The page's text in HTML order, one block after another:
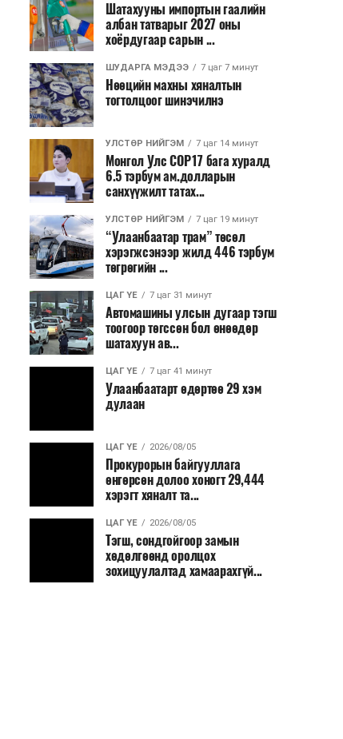
Шатахууны импортын гаалийн
албан татварыг 2027 оны
хоёрдугаар сарын ...
ШУДАРГА МЭДЭЭ 7 цаг 7 минут
Нөөцийн махны хяналтын
тогтолцоог шинэчилнэ
УЛСТӨР НИЙГЭМ 7 цаг 14 минут
Монгол Улс COP17 бага хуралд
6.5 тэрбум ам.долларын
санхүүжилт татах...
УЛСТӨР НИЙГЭМ 7 цаг 19 минут
“Улаанбаатар трам” төсөл
хэрэгжсэнээр жилд 446 тэрбум
төгрөгийн ...
ЦАГ ҮЕ 7 цаг 31 минут
Автомашины улсын дугаар тэгш
тоогоор төгссөн бол өнөөдөр
шатахуун ав...
ЦАГ ҮЕ 7 цаг 41 минут
Улаанбаатарт өдөртөө 29 хэм
дулаан
ЦАГ ҮЕ 2026/08/05
Прокурорын байгууллага
өнгөрсөн долоо хоногт 29,444
хэрэгт хяналт та...
ЦАГ ҮЕ 2026/08/05
Тэгш, сондгойгоор замын
хөдөлгөөнд оролцох
зохицуулалтад хамаарахгүй...